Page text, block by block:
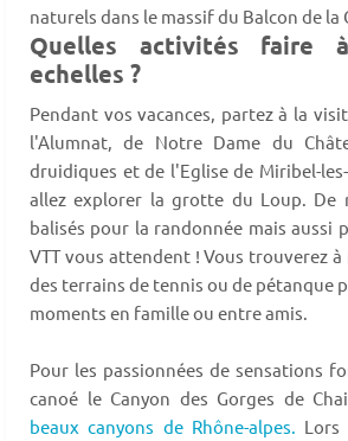
naturels dans le massif du Balcon de la
Quelles activités faire
echelles ?
Pendant vos vacances, partez à la
l'Alumnat, de Notre Dame du
druidiques et de l'Eglise de Miribel-
allez explorer la grotte du Loup. De
balisés pour la randonnée mais aussi
VTT vous attendent ! Vous trouverez à
des terrains de tennis ou de pétanque
moments en famille ou entre amis.
Pour les passionnées de sensations
canoé le Canyon des Gorges de
beaux canyons de Rhône-alpes. Lors